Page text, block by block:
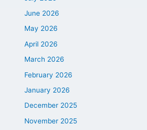
June 2026
May 2026
April 2026
March 2026
February 2026
January 2026
December 2025
November 2025